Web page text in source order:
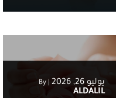
يوليو 26, 2026 By
ALDALIL